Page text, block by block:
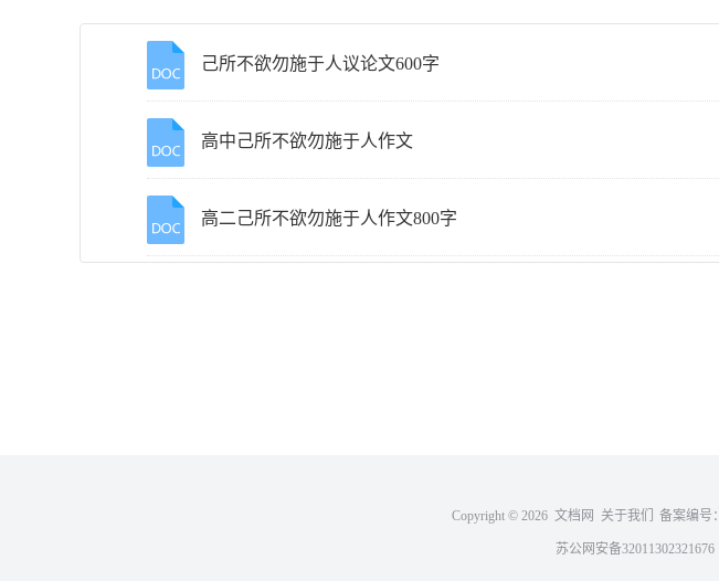
己所不欲勿施于人议论文600字
高中己所不欲勿施于人作文
高二己所不欲勿施于人作文800字
Copyright © 2026 文档网 关于我们 备案编号：
苏公网安备32011302321676